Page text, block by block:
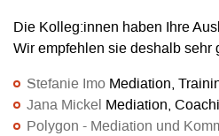
Die Kolleg:innen haben Ihre
Wir empfehlen sie deshalb sehr
Stefanie Imo Mediation,
Jana Mickel Mediation,
Polygon - Mediation und